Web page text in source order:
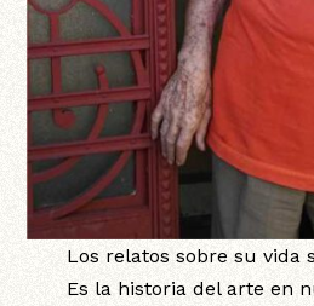
Los relatos sobre su vida
Es la historia del arte en